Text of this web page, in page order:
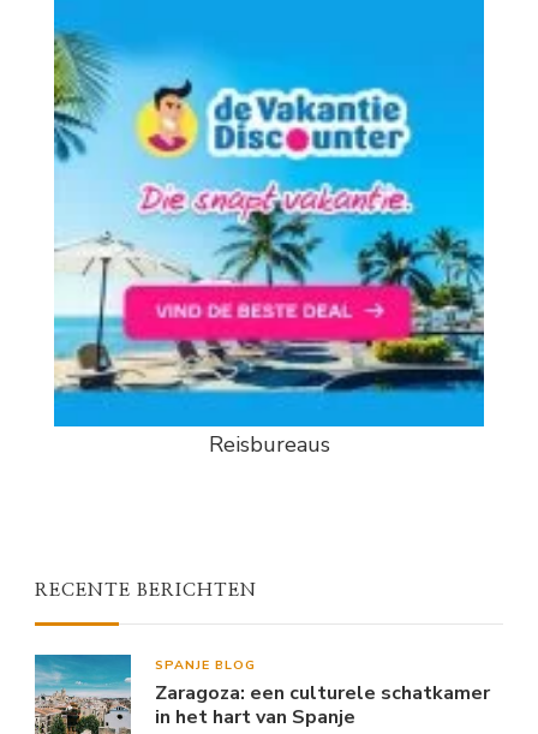
Reisbureaus
RECENTE BERICHTEN
SPANJE BLOG
Zaragoza: een culturele schatkamer
in het hart van Spanje